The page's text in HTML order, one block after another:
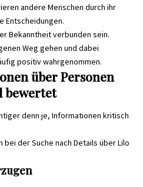
andere Menschen durch ihr
Entscheidungen.
Bekanntheit verbunden sein.
Weg gehen und dabei
positiv wahrgenommen.
über Personen
bewertet
denn je, Informationen kritisch
der Suche nach Details über Lilo